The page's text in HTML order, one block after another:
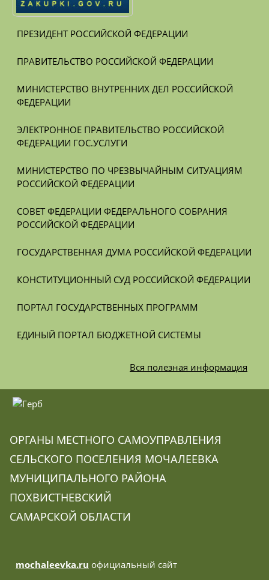
ПРЕЗИДЕНТ РОССИЙСКОЙ ФЕДЕРАЦИИ
ПРАВИТЕЛЬСТВО РОССИЙСКОЙ ФЕДЕРАЦИИ
МИНИСТЕРСТВО ВНУТРЕННИХ ДЕЛ РОССИЙСКОЙ
ФЕДЕРАЦИИ
ЭЛЕКТРОННОЕ ПРАВИТЕЛЬСТВО РОССИЙСКОЙ
ФЕДЕРАЦИИ ГОС.УСЛУГИ
МИНИСТЕРСТВО ПО ЧРЕЗВЫЧАЙНЫМ СИТУАЦИЯМ
РОССИЙСКОЙ ФЕДЕРАЦИИ
СОВЕТ ФЕДЕРАЦИИ ФЕДЕРАЛЬНОГО СОБРАНИЯ
РОССИЙСКОЙ ФЕДЕРАЦИИ
ГОСУДАРСТВЕННАЯ ДУМА РОССИЙСКОЙ ФЕДЕРАЦИИ
КОНСТИТУЦИОННЫЙ СУД РОССИЙСКОЙ ФЕДЕРАЦИИ
ПОРТАЛ ГОСУДАРСТВЕННЫХ ПРОГРАММ
ЕДИНЫЙ ПОРТАЛ БЮДЖЕТНОЙ СИСТЕМЫ
Вся полезная информация
ОРГАНЫ МЕСТНОГО САМОУПРАВЛЕНИЯ
СЕЛЬСКОГО ПОСЕЛЕНИЯ МОЧАЛЕЕВКА
МУНИЦИПАЛЬНОГО РАЙОНА
ПОХВИСТНЕВСКИЙ
САМАРСКОЙ ОБЛАСТИ
mochaleevka.ru официальный сайт